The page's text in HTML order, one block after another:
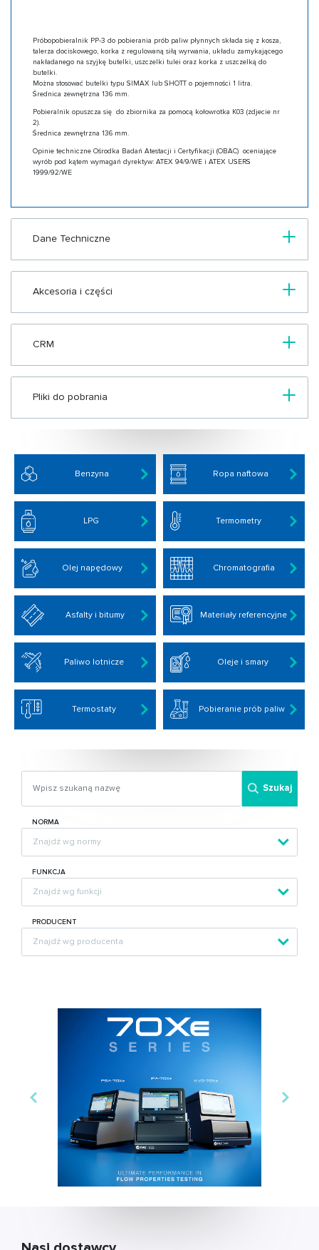
Próbopobieralnik PP-3 do pobierania prób paliw płynnych składa się z kosza,
talerza dociskowego, korka z regulowaną siłą wyrwania, układu zamykającego
nakładanego na szyjkę butelki, uszczelki tulei oraz korka z uszczelką do
butelki.
Można stosować butelki typu SIMAX lub SHOTT o pojemności 1 litra.
Średnica zewnętrzna 136 mm.
Pobieralnik opuszcza się do zbiornika za pomocą kołowrotka K03 (zdjecie nr
2).
Średnica zewnętrzna 136 mm.
Opinie techniczne Ośrodka Badań Atestacji i Certyfikacji (OBAC) oceniające
wyrób pod kątem wymagań dyrektyw: ATEX 94/9/WE i ATEX USERS
1999/92/WE
Dane Techniczne
Akcesoria i części
CRM
Pliki do pobrania
Benzyna Ropa naftowa
LPG Termometry
Olej napędowy Chromatografia
Asfalty i bitumy Materiały referencyjne
Paliwo lotnicze Oleje i smary
Termostaty Pobieranie prób paliw
Szukaj
NORMA
FUNKCJA
PRODUCENT